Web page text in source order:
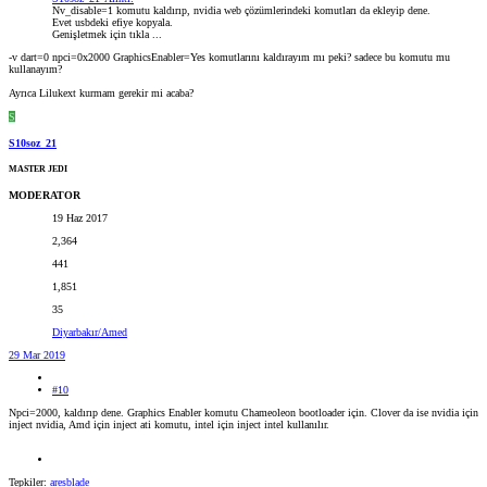
Nv_disable=1 komutu kaldırıp, nvidia web çözümlerindeki komutları da ekleyip dene.
Evet usbdeki efiye kopyala.
Genişletmek için tıkla ...
-v dart=0 npci=0x2000 GraphicsEnabler=Yes komutlarını kaldırayım mı peki? sadece bu komutu mu
kullanayım?
Ayrıca Lilukext kurmam gerekir mi acaba?
S
S10soz_21
MASTER JEDI
MODERATOR
19 Haz 2017
2,364
441
1,851
35
Diyarbakır/Amed
29 Mar 2019
#10
Npci=2000, kaldırıp dene. Graphics Enabler komutu Chameoleon bootloader için. Clover da ise nvidia için
inject nvidia, Amd için inject ati komutu, intel için inject intel kullanılır.
Tepkiler: aresblade